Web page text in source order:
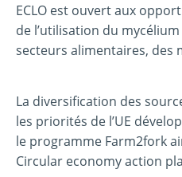
ECLO est ouvert aux
de l’utilisation du
secteurs alimentaires, des
La diversification des
les priorités de l’UE
le programme Farm2fork
Circular economy action